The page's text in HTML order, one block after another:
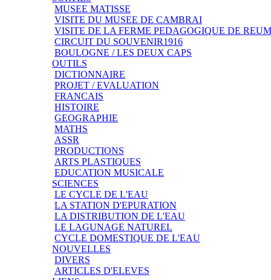
MUSEE MATISSE
VISITE DU MUSEE DE CAMBRAI
VISITE DE LA FERME PEDAGOGIQUE DE
CIRCUIT DU SOUVENIR1916
BOULOGNE / LES DEUX CAPS
OUTILS
DICTIONNAIRE
PROJET / EVALUATION
FRANCAIS
HISTOIRE
GEOGRAPHIE
MATHS
ASSR
PRODUCTIONS
ARTS PLASTIQUES
EDUCATION MUSICALE
SCIENCES
LE CYCLE DE L'EAU
LA STATION D'EPURATION
LA DISTRIBUTION DE L'EAU
LE LAGUNAGE NATUREL
CYCLE DOMESTIQUE DE L'EAU
NOUVELLES
DIVERS
ARTICLES D'ELEVES